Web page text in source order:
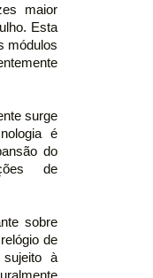
maior
Esta
módulos
surge
é
do
de
sobre
de
à